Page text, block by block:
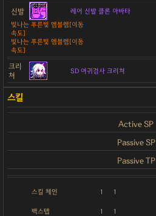
신발 레어 신발 클론 아바타
빛나는 푸른빛 엠블렘[이동
속도]
빛나는 푸른빛 엠블렘[이동
속도]
크리
쳐
SD 여귀검사 크리쳐
Active SP
Passive SP
Passive TP
스킬 체인 1 1
백스텝 1 1